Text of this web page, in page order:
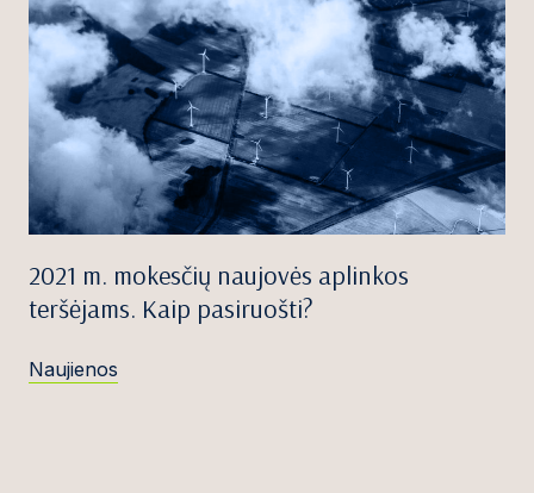
2021 m. mokesčių naujovės aplinkos
teršėjams. Kaip pasiruošti?
Naujienos